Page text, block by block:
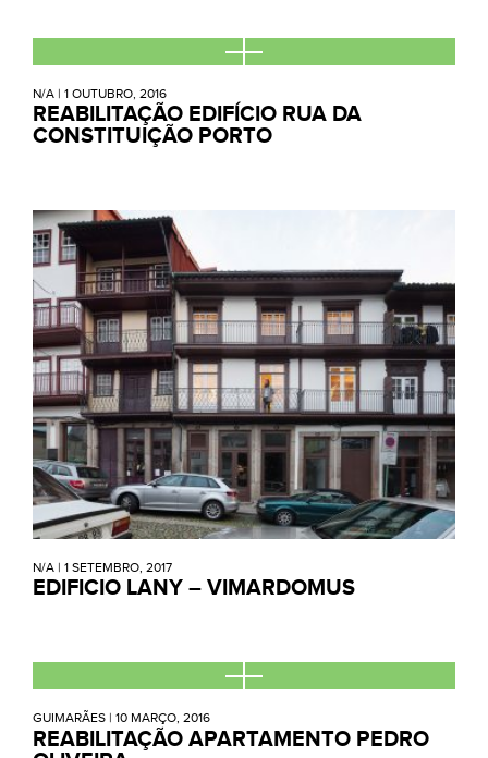
N/A | 1 OUTUBRO, 2016
REABILITAÇÃO EDIFÍCIO RUA DA
CONSTITUIÇÃO PORTO
N/A | 1 SETEMBRO, 2017
EDIFICIO LANY – VIMARDOMUS
GUIMARÃES | 10 MARÇO, 2016
REABILITAÇÃO APARTAMENTO PEDRO